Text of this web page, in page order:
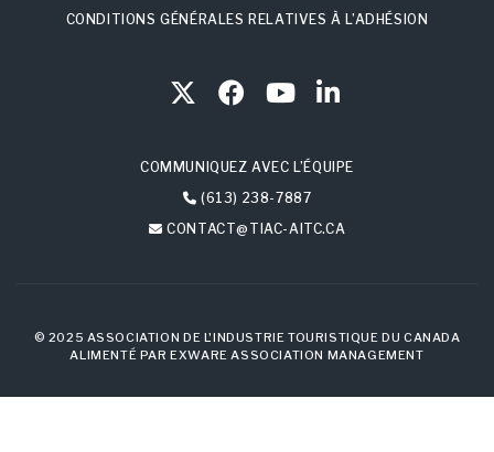
CONDITIONS GÉNÉRALES RELATIVES À L’ADHÉSION
COMMUNIQUEZ AVEC L’ÉQUIPE
(613) 238-7887
CONTACT@TIAC-AITC.CA
© 2025 ASSOCIATION DE L'INDUSTRIE TOURISTIQUE DU CANADA
ALIMENTÉ PAREXWARE ASSOCIATION MANAGEMENT